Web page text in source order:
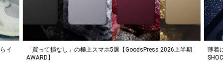
イ
「買って損なし」の極上スマホ5選【GoodsPress 2026上半期
AWARD】
薄着